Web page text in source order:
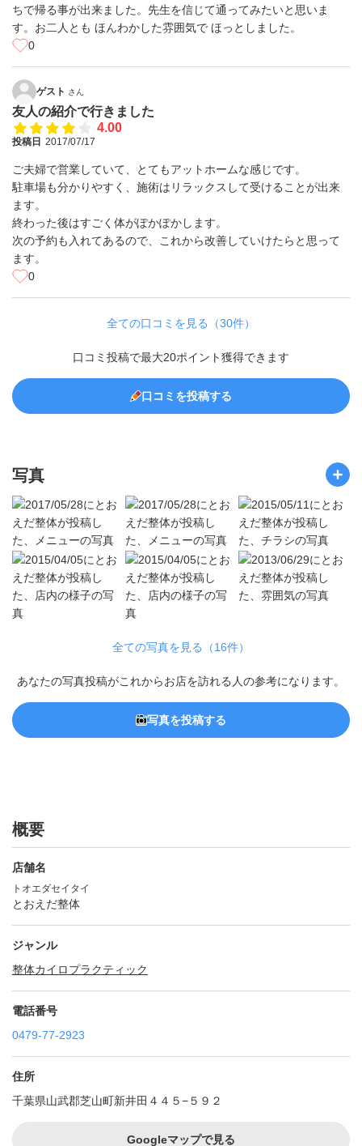
ちで帰る事が出来ました。先生を信じて通ってみたいと思いま
す。お二人とも ほんわかした雰囲気で ほっとしました。
0
ゲスト さん
友人の紹介で行きました
4.00
投稿日 2017/07/17
ご夫婦で営業していて、とてもアットホームな感じです。
駐車場も分かりやすく、施術はリラックスして受けることが出来
ます。
終わった後はすごく体がぽかぽかします。
次の予約も入れてあるので、これから改善していけたらと思って
ます。
0
全ての口コミを見る（30件）
口コミ投稿で最大20ポイント獲得できます
口コミを投稿する
写真
全ての写真を見る（16件）
あなたの写真投稿がこれからお店を訪れる人の参考になります。
写真を投稿する
概要
店舗名
トオエダセイタイ
とおえだ整体
ジャンル
整体カイロプラクティック
電話番号
0479-77-2923
住所
千葉県山武郡芝山町新井田４４５−５９２
Googleマップで見る